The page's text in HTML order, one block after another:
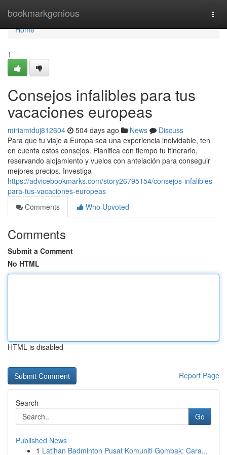
bookmarkgenious
Home
Home
1
Consejos infalibles para tus
vacaciones europeas
miriamtduj812604 504 days ago News
Discuss
Para que tu viaje a Europa sea una experiencia inolvidable, ten
en cuenta estos consejos. Planifica con tiempo tu itinerario,
reservando alojamiento y vuelos con antelación para conseguir
mejores precios. Investiga
https://advicebookmarks.com/story26795154/consejos-infalibles-
para-tus-vacaciones-europeas
Comments
Who Upvoted
Comments
Submit a Comment
No HTML
HTML is disabled
Report Page
Search
Go
Published News
1 Latihan Badminton Pusat Komuniti Gombak: Cara...